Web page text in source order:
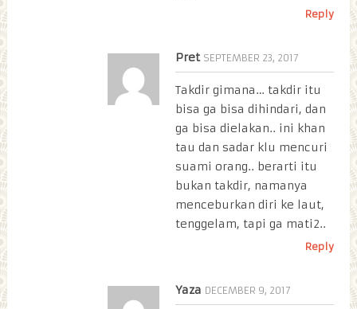
Reply
Pret SEPTEMBER 23, 2017
Takdir gimana… takdir itu
bisa ga bisa dihindari, dan
ga bisa dielakan.. ini khan
tau dan sadar klu mencuri
suami orang.. berarti itu
bukan takdir, namanya
menceburkan diri ke laut,
tenggelam, tapi ga mati2..
Reply
Yaza DECEMBER 9, 2017